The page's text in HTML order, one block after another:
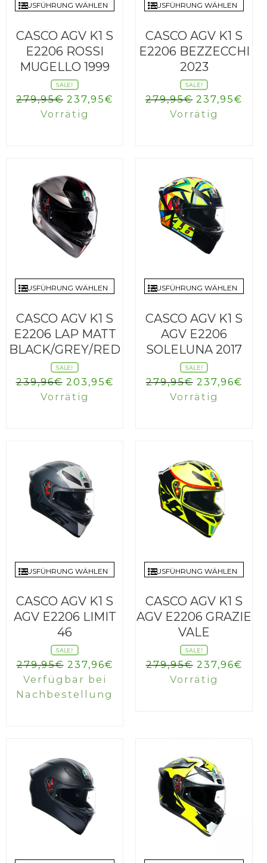
AUSFÜHRUNG WÄHLEN
CASCO AGV K1 S
E2206 ROSSI
MUGELLO 1999
SALE!
279,95€ Ursprünglicher
Preis
237,95€ Aktueller
Vorrätig
AUSFÜHRUNG WÄHLEN
CASCO AGV K1 S
E2206 BEZZECCHI
2023
SALE!
279,95€
Preis
237,95€
Vorrätig
AUSFÜHRUNG WÄHLEN
CASCO AGV K1 S
E2206 LAP MATT
BLACK/GREY/RED
SALE!
239,96€ Ursprünglicher
Preis
203,95€ Aktueller
Vorrätig
AUSFÜHRUNG WÄHLEN
CASCO AGV K1 S
AGV E2206
SOLELUNA 2017
SALE!
279,95€
Preis
237,96€
Vorrätig
AUSFÜHRUNG WÄHLEN
CASCO AGV K1 S
AGV E2206 LIMIT
46
SALE!
279,95€ Ursprünglicher
Preis
war:
237,96€ Aktueller
Verfügbar bei
Nachbestellung
AUSFÜHRUNG WÄHLEN
CASCO AGV K1 S
AGV E2206 GRAZIE
VALE
SALE!
279,95€
Preis
237,96€
Vorrätig